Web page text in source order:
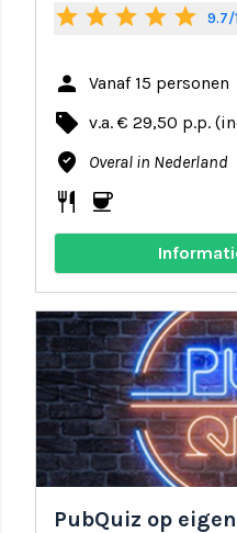
star star star star star
person Vanaf 15 personen
local_offer v.a. € 29,50 p.p.
where_to_vote Overal in Nederland
restaurant coffee
PubQuiz op